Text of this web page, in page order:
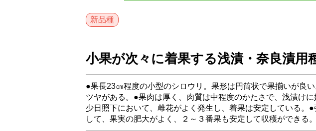
新品種
小果が次々に着果する浅漬・奈良漬用
●果長23㎝程度の小型のシロウリ。果形は円筒状で果揃いが良
ツヤがある。●果肉は厚く、肉質は中程度のかたさで、浅漬けに
少日照下において、雌花がよく発生し、着果は安定している。
して、果実の肥大がよく、２～３番果も安定して収穫ができる。